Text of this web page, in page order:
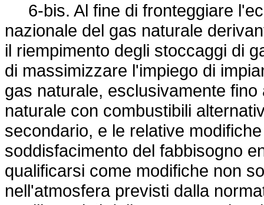
6-bis. Al fine di fronteggiare
nazionale del gas naturale
il riempimento degli stoccaggi di
di massimizzare l'impiego di
gas naturale, esclusivamente
naturale con combustibili
secondario, e le relative
soddisfacimento del fabbisogno
qualificarsi come modifiche non
nell'atmosfera previsti dalla